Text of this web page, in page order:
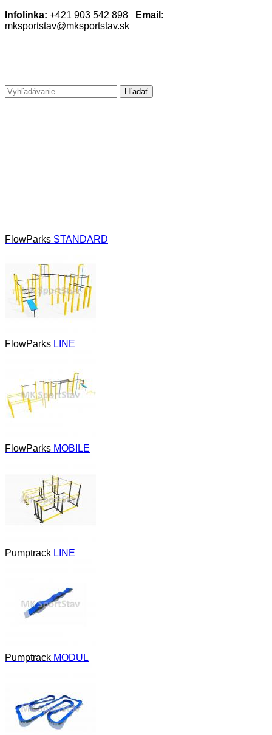
Infolinka: +421 903 542 898 Email :
mksportstav@mksportstav.sk
FlowParks STANDARD
FlowParks LINE
FlowParks MOBILE
Pumptrack LINE
Pumptrack MODUL